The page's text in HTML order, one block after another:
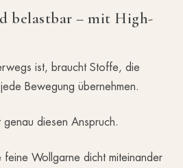
belastbar – mit High-
ist, braucht Stoffe, die
Bewegung übernehmen.
diesen Anspruch.
Wollgarne dicht miteinander